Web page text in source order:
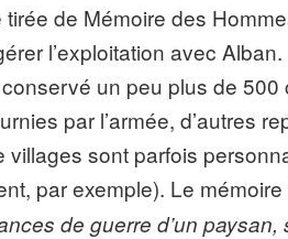
tirée de Mémoire des
l’exploitation avec Alban.
un peu plus de
par l’armée, d’autres
villages sont parfois
par exemple). Le
de guerre d’un